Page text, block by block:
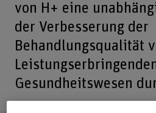
von H+ eine
der Verbesserung der
Behandlungsqualität
Gesundheitswesen